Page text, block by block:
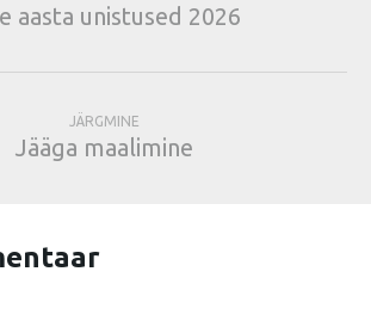
aasta unistused 2026
JÄRGMINE
Jääga maalimine